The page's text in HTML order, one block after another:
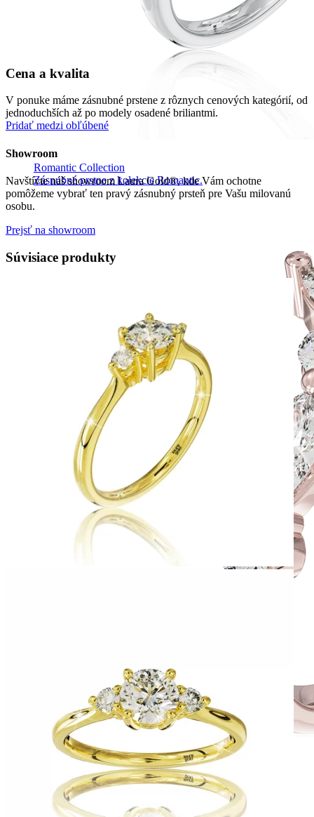
Romantic Collection
Zásnubné prstne z kolekcie Romantic.
Cena a kvalita
V ponuke máme zásnubné prstene z rôznych cenových kategórií, od
jednoduchších až po modely osadené briliantmi.
Pridať medzi obľúbené
Showroom
Navštívte náš showroom Laura Gold®, kde Vám ochotne
pomôžeme vybrať ten pravý zásnubný prsteň pre Vašu milovanú
osobu.
Prejsť na showroom
Súvisiace produkty